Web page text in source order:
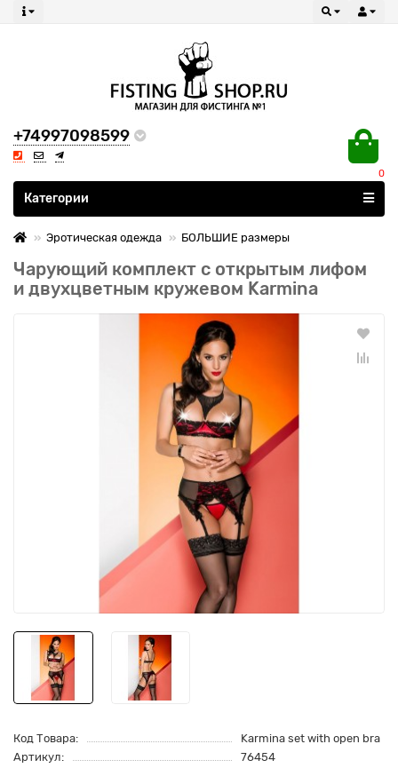
+74997098599
0
Все категории
Категории
Эротическая одежда БОЛЬШИЕ размеры
Чарующий комплект с открытым лифом
и двухцветным кружевом Karmina
Код Товара:
Karmina set with open bra
Артикул:
76454